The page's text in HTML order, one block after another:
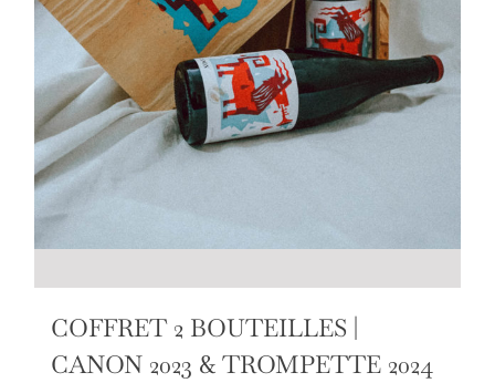
COFFRET 2 BOUTEILLES |
CANON 2023 & TROMPETTE 2024